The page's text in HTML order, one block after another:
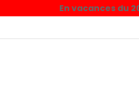
En vacances du